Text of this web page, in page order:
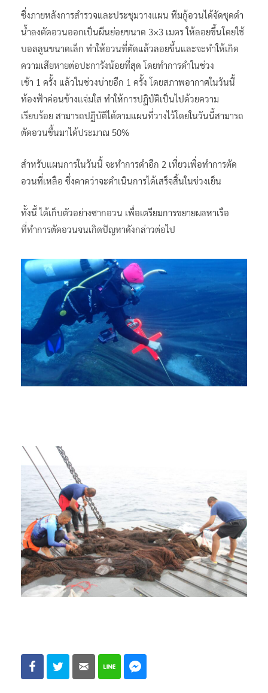
ซึ่งภายหลังการสำรวจและประชุมวางแผน ทีมกู้อวนได้จัดชุดดำ
น้ำลงตัดอวนออกเป็นผืนย่อยขนาด 3×3 เมตร ให้ลอยขึ้นโดยใช้
บอลลูนขนาดเล็ก ทำให้อวนที่ตัดแล้วลอยขึ้นและจะทำให้เกิด
ความเสียหายต่อปะการังน้อยที่สุด โดยทำการดำในช่วง
เช้า 1 ครั้ง แล้วในช่วงบ่ายอีก 1 ครั้ง โดยสภาพอากาศในวันนี้
ท้องฟ้าค่อนข้างแจ่มใส ทำให้การปฏิบัติเป็นไปด้วยความ
เรียบร้อย สามารถปฏิบัติได้ตามแผนที่วางไว้โดยในวันนี้สามารถ
ตัดอวนขึ้นมาได้ประมาณ 50%
สำหรับแผนการในวันนี้ จะทำการดำอีก 2 เที่ยวเพื่อทำการตัด
อวนที่เหลือ ซึ่งคาดว่าจะดำเนินการได้เสร็จสิ้นในช่วงเย็น
ทั้งนี้ ได้เก็บตัวอย่างซากอวน เพื่อเตรียมการขยายผลหาเรือ
ที่ทำการตัดอวนจนเกิดปัญหาดังกล่าวต่อไป